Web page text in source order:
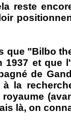
reste
que "Bilbo
1937 et que
de
la
là, on